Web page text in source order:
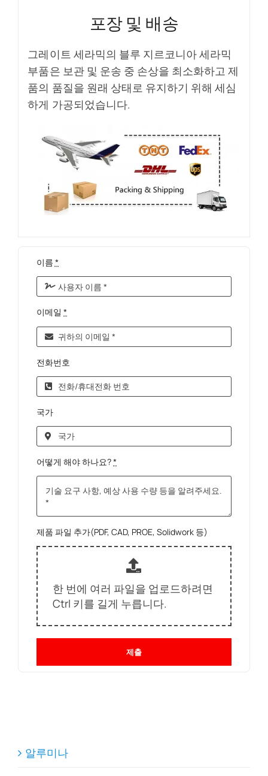
포장 및 배송
그레이트 세라믹의 블루 지르코니아 세라믹
부품은 보관 및 운송 중 손상을 최소화하고 제
품의 품질을 원래 상태로 유지하기 위해 세심
하게 가공되었습니다.
이름 *
이메일 *
전화번호
국가
어떻게 해야 하나요?*
제품 파일 추가(PDF, CAD, PROE, Solidwork 등)
한 번에 여러 파일을 업로드하려면
Ctrl 키를 길게 누릅니다.
제출
알루미나